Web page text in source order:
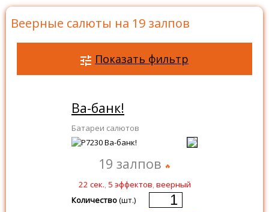
Веерные салюты на 19 залпов
Показать фильтр
Ва-банк!
Батареи салютов
19 залпов
22 сек., 5 эффектов,веерный
Количество(шт.)